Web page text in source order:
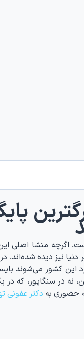
مشغول قربانی گرفتن است.
اما مبتلایان به این ویروس در ۲۵
نه در سنگاپور، که
حضوری به دکتر عفونی